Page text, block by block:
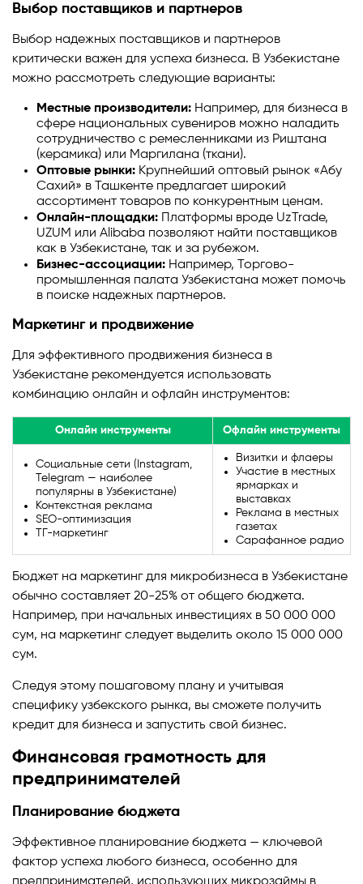
Выбор поставщиков и партнеров
Выбор надежных поставщиков и партнеров
критически важен для успеха бизнеса. В Узбекистане
можно рассмотреть следующие варианты:
Местные производители: Например, для бизнеса в
сфере национальных сувениров можно наладить
сотрудничество с ремесленниками из Риштана
(керамика) или Маргилана (ткани).
Оптовые рынки: Крупнейший оптовый рынок «Абу
Сахий» в Ташкенте предлагает широкий
ассортимент товаров по конкурентным ценам.
Онлайн-площадки: Платформы вроде UzTrade,
UZUM или Alibaba позволяют найти поставщиков
как в Узбекистане, так и за рубежом.
Бизнес-ассоциации: Например, Торгово-
промышленная палата Узбекистана может помочь
в поиске надежных партнеров.
Маркетинг и продвижение
Для эффективного продвижения бизнеса в
Узбекистане рекомендуется использовать
комбинацию онлайн и офлайн инструментов:
Онлайн инструменты Офлайн инструменты
Социальные сети (Instagram,
Telegram — наиболее
популярны в Узбекистане)
Контекстная реклама
SEO-оптимизация
ТГ-маркетинг
Визитки и флаеры
Участие в местных
ярмарках и
выставках
Реклама в местных
газетах
Сарафанное радио
Бюджет на маркетинг для микробизнеса в Узбекистане
обычно составляет 20-25% от общего бюджета.
Например, при начальных инвестициях в 50 000 000
сум, на маркетинг следует выделить около 15 000 000
сум.
Следуя этому пошаговому плану и учитывая
специфику узбекского рынка, вы сможете получить
кредит для бизнеса и запустить свой бизнес.
Финансовая грамотность для
предпринимателей
Планирование бюджета
Эффективное планирование бюджета — ключевой
фактор успеха любого бизнеса, особенно для
предпринимателей, использующих микрозаймы в